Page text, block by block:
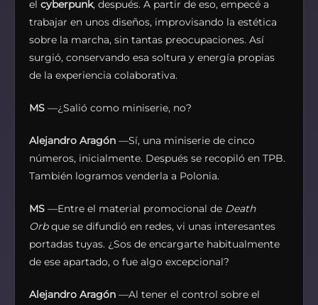
el cyberpunk, después. A partir de eso, empecé a
trabajar en unos diseños, improvisando la estética
sobre la marcha, sin tantas preocupaciones. Así
surgió, conservando esa soltura y energía propias
de la experiencia colaborativa.
MS —¿Salió como miniserie, no?
Alejandro Aragón —Sí, una miniserie de cinco
números, inicialmente. Después se recopiló en TPB.
También logramos venderla a Polonia.
MS —Entre el material promocional de Death
Orbque se difundió en redes, vi unas interesantes
portadas tuyas. ¿Sos de encargarte habitualmente
de ese apartado, o fue algo excepcional?
Alejandro Aragón —Al tener el control sobre el